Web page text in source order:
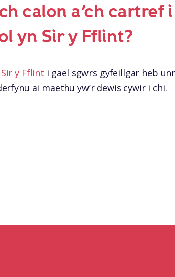
calon a’ch cartref
yn Sir y Fflint?
y Fflint i gael sgwrs gyfeillgar heb
ai maethu yw’r dewis cywir i chi.